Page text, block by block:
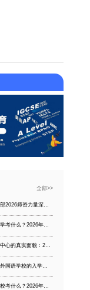
全部>>
上实剑桥外国语中学考什么？2026年最新真题回忆+考试难度全面拆解
扒一扒交大附中IB中心的真实面貌：2026届藤校Offer大丰收背后的师资力量培养逻辑
宝山世界外国语学校考什么？2026年最新真题回忆+考试难度全面拆解